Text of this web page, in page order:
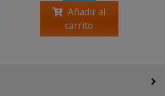
Añadir al
carrito